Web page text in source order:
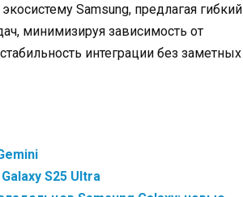
Samsung, предлагая гибкий
минимизируя зависимость от
интеграции без заметных
S25 Ultra